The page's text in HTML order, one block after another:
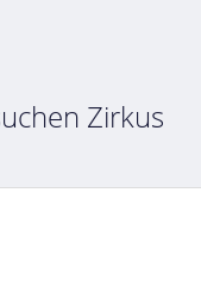
Zirkus